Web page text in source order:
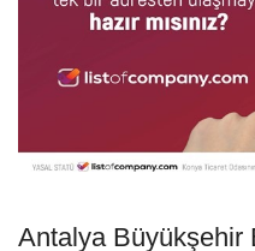
Antalya Büyükşehir